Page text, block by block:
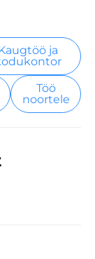
ja
Töö
noortele